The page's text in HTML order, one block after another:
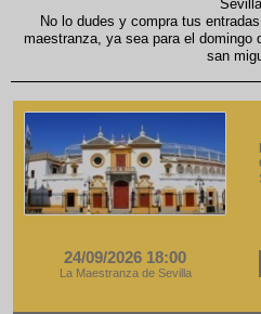
No lo dudes y compra tus
maestranza, ya sea para el domingo
san
24/09/2026 18:00
La Maestranza de Sevilla